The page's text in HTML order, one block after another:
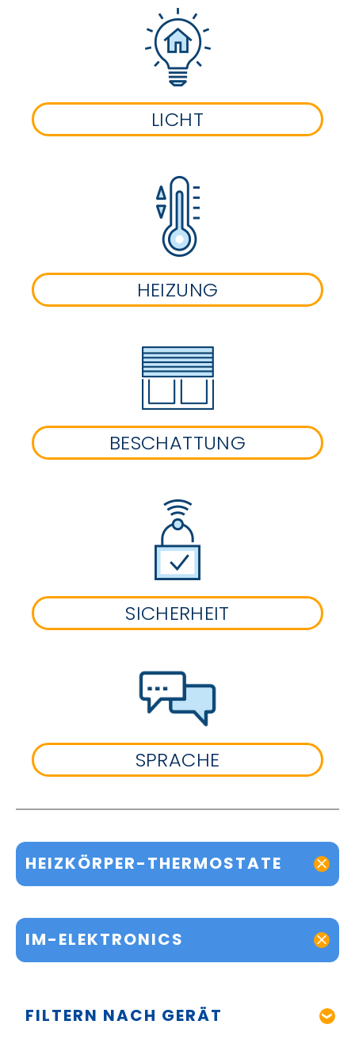
LICHT
HEIZUNG
BESCHATTUNG
SICHERHEIT
SPRACHE
HEIZKÖRPER-THERMOSTATE
IM-ELEKTRONICS
FILTERN NACH GERÄT